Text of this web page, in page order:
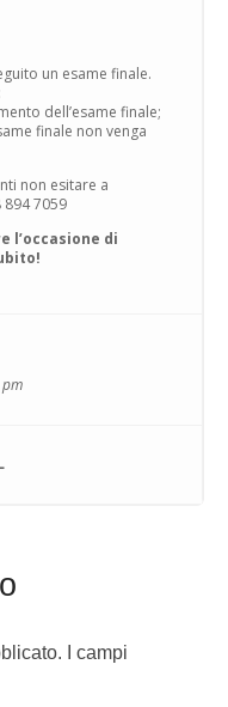
un esame finale.
dell’esame finale;
finale non venga
non esitare a
7059
l’occasione di
I campi